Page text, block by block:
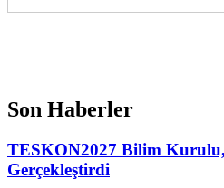
Son Haberler
TESKON2027 Bilim Kurulu,
Gerçekleştirdi